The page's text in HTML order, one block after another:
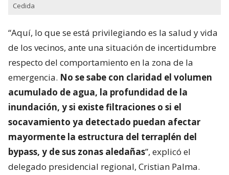
Cedida
“Aquí, lo que se está privilegiando es la salud y vida
de los vecinos, ante una situación de incertidumbre
respecto del comportamiento en la zona de la
emergencia. No se sabe con claridad el volumen
acumulado de agua, la profundidad de la
inundación, y si existe filtraciones o si el
socavamiento ya detectado puedan afectar
mayormente la estructura del terraplén del
bypass, y de sus zonas aledañas”, explicó el
delegado presidencial regional, Cristian Palma.